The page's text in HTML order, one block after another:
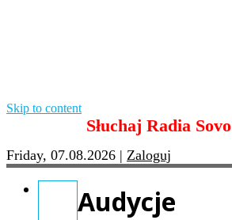
Skip to content
Słuchaj Radia Sovo
Friday, 07.08.2026 | Zaloguj
Audycje